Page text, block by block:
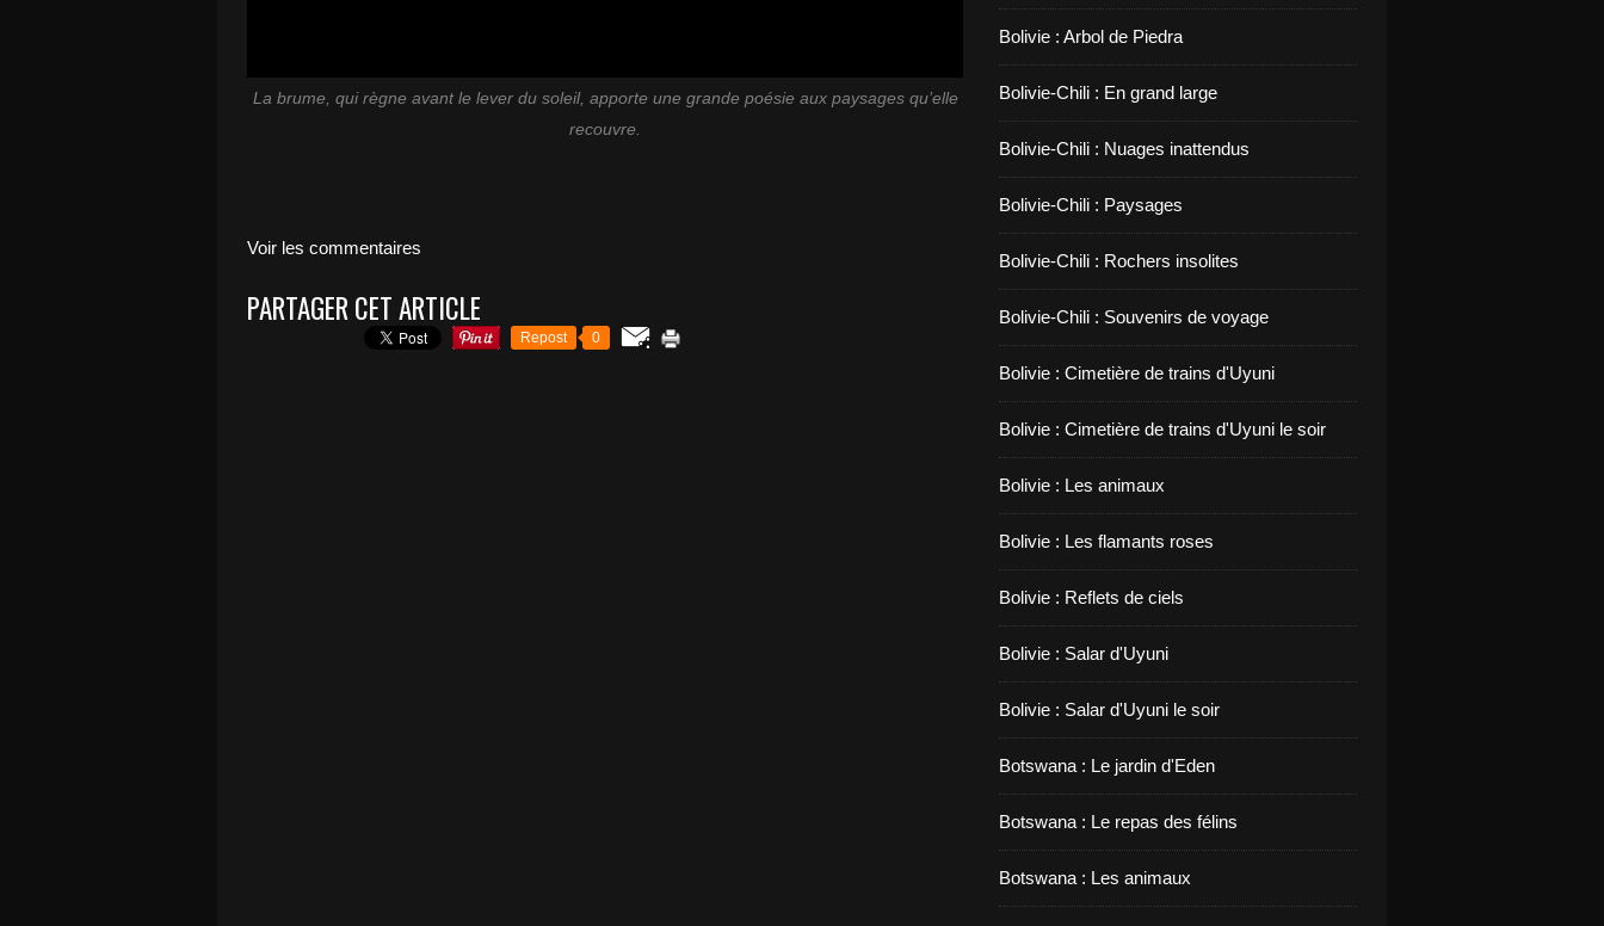
La brume, qui règne avant le lever du soleil, apporte une grande poésie aux paysages qu’elle
recouvre.
Voir les commentaires
PARTAGER CET ARTICLE
Repost 0
Bolivie : Arbol de Piedra
Bolivie-Chili : En grand large
Bolivie-Chili : Nuages inattendus
Bolivie-Chili : Paysages
Bolivie-Chili : Rochers insolites
Bolivie-Chili : Souvenirs de voyage
Bolivie : Cimetière de trains d'Uyuni
Bolivie : Cimetière de trains d'Uyuni le soir
Bolivie : Les animaux
Bolivie : Les flamants roses
Bolivie : Reflets de ciels
Bolivie : Salar d'Uyuni
Bolivie : Salar d'Uyuni le soir
Botswana : Le jardin d'Eden
Botswana : Le repas des félins
Botswana : Les animaux